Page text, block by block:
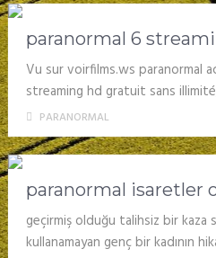
paranormal 6
Vu sur voirfilms.ws paranormal
streaming hd gratuit sans
PARANORMAL
paranormal isaretler
geçirmiş olduğu talihsiz bir kaza
kullanamayan genç bir kadının